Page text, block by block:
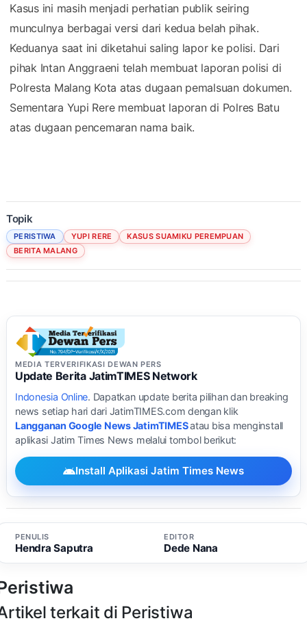
Kasus ini masih menjadi perhatian publik seiring
munculnya berbagai versi dari kedua belah pihak.
Keduanya saat ini diketahui saling lapor ke polisi. Dari
pihak Intan Anggraeni telah membuat laporan polisi di
Polresta Malang Kota atas dugaan pemalsuan dokumen.
Sementara Yupi Rere membuat laporan di Polres Batu
atas dugaan pencemaran nama baik.
Topik
PERISTIWA YUPI RERE
KASUS SUAMIKU PEREMPUAN
BERITA MALANG
MEDIA TERVERIFIKASI DEWAN PERS
Update Berita JatimTIMES Network
Indonesia Online. Dapatkan update berita pilihan dan breaking
news setiap hari dari JatimTIMES.com dengan klik
Langganan Google News JatimTIMESatau bisa menginstall
aplikasi Jatim Times News melalui tombol berikut:
Install Aplikasi Jatim Times News
PENULIS
Hendra Saputra
EDITOR
Dede Nana
terkait di Peristiwa